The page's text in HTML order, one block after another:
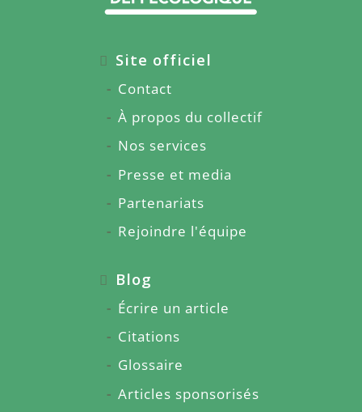
Site officiel
Contact
À propos du collectif
Nos services
Presse et media
Partenariats
Rejoindre l'équipe
Blog
Écrire un article
Citations
Glossaire
Articles sponsorisés